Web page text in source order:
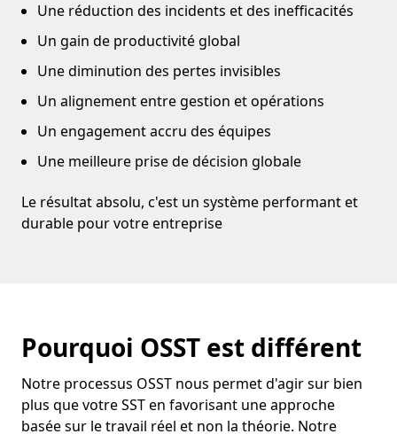
Une réduction des incidents et des inefficacités
Un gain de productivité global
Une diminution des pertes invisibles
Un alignement entre gestion et opérations
Un engagement accru des équipes
Une meilleure prise de décision globale
Le résultat absolu, c'est un système performant et
durable pour votre entreprise
Pourquoi OSST est différent
Notre processus OSST nous permet d'agir sur bien
plus que votre SST en favorisant une approche
basée sur le travail réel et non la théorie. Notre